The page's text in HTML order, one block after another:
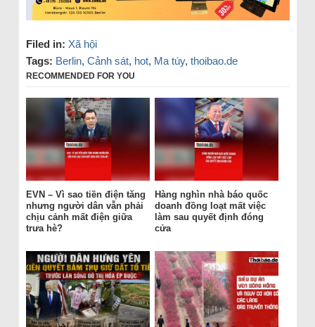
Filed in: Xã hội
Tags: Berlin, Cảnh sát, hot, Ma túy, thoibao.de
RECOMMENDED FOR YOU
EVN – Vì sao tiền điện tăng
nhưng người dân vẫn phải
chịu cảnh mất điện giữa
trưa hè?
Hàng nghìn nhà báo quốc
doanh đồng loạt mất việc
làm sau quyết định đóng
cửa